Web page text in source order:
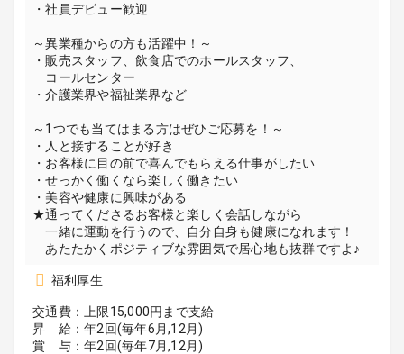
・社員デビュー歓迎
～異業種からの方も活躍中！～
・販売スタッフ、飲食店でのホールスタッフ、
コールセンター
・介護業界や福祉業界など
～1つでも当てはまる方はぜひご応募を！～
・人と接することが好き
・お客様に目の前で喜んでもらえる仕事がしたい
・せっかく働くなら楽しく働きたい
・美容や健康に興味がある
★通ってくださるお客様と楽しく会話しながら
一緒に運動を行うので、自分自身も健康になれます！
あたたかくポジティブな雰囲気で居心地も抜群ですよ♪
福利厚生
交通費：上限15,000円まで支給
昇 給：年2回(毎年6月,12月)
賞 与：年2回(毎年7月,12月)